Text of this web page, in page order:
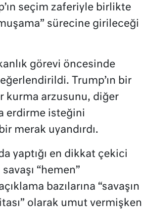
seçim zaferiyle birlikte
sürecine girileceği
görevi öncesinde
Trump’ın bir
kurma arzusunu, diğer
erdirme isteğini
merak uyandırdı.
yaptığı en dikkat çekici
“hemen”
bazılarına “savaşın
olarak umut vermişken